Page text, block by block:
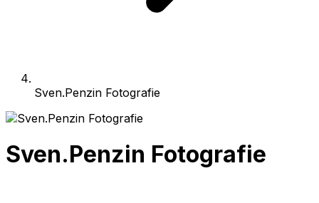
Sven.Penzin Fotografie
Sven.Penzin Fotografie